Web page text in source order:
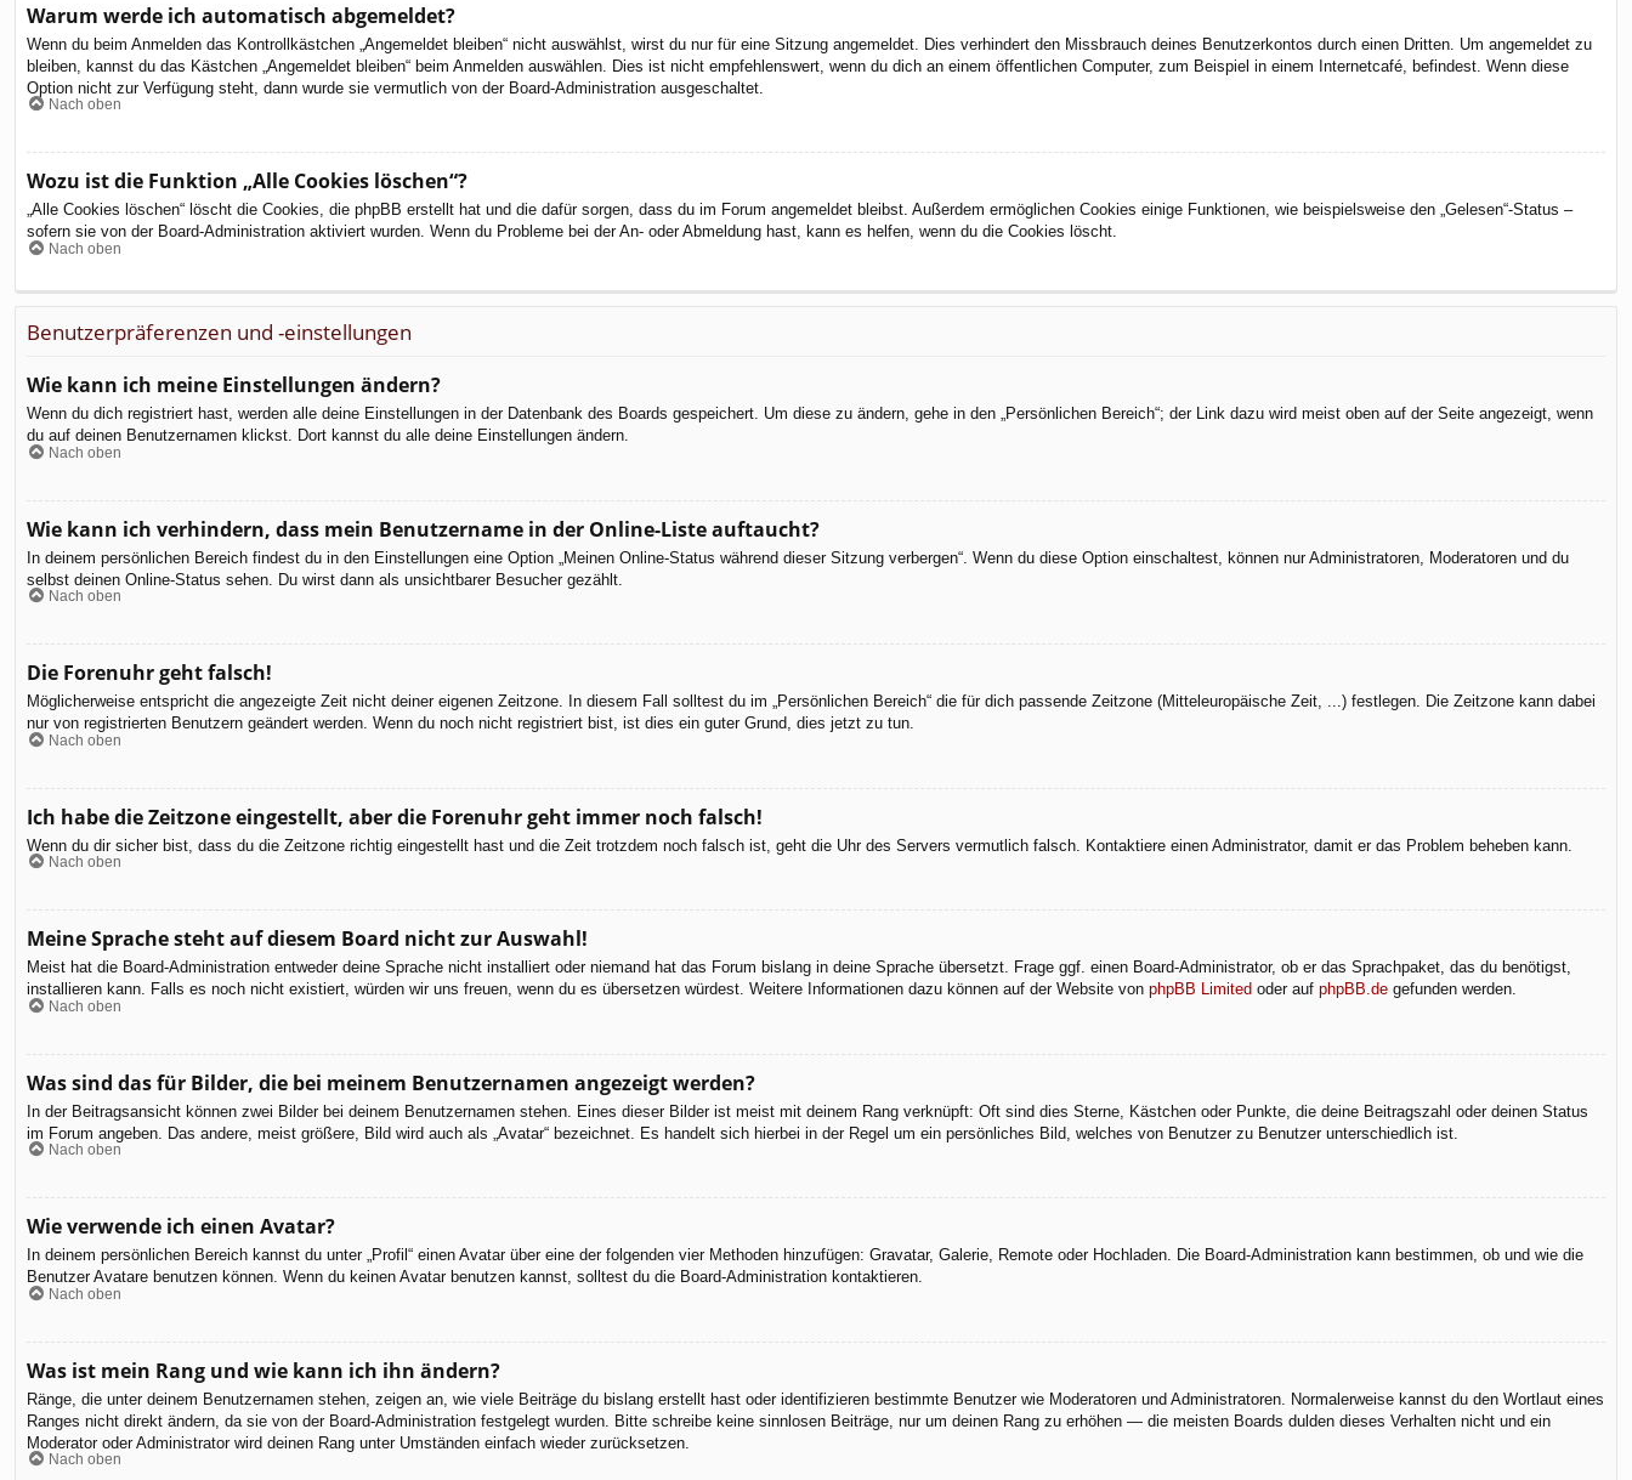
Warum werde ich automatisch abgemeldet?
Wenn du beim Anmelden das Kontrollkästchen „Angemeldet bleiben“ nicht auswählst, wirst du nur für eine Sitzung angemeldet. Dies verhindert den Missbrauch deines Benutzerkontos durch einen Dritten. Um angemeldet zu
bleiben, kannst du das Kästchen „Angemeldet bleiben“ beim Anmelden auswählen. Dies ist nicht empfehlenswert, wenn du dich an einem öffentlichen Computer, zum Beispiel in einem Internetcafé, befindest. Wenn diese
Option nicht zur Verfügung steht, dann wurde sie vermutlich von der Board-Administration ausgeschaltet.
Nach oben
Wozu ist die Funktion „Alle Cookies löschen“?
„Alle Cookies löschen“ löscht die Cookies, die phpBB erstellt hat und die dafür sorgen, dass du im Forum angemeldet bleibst. Außerdem ermöglichen Cookies einige Funktionen, wie beispielsweise den „Gelesen“-Status –
sofern sie von der Board-Administration aktiviert wurden. Wenn du Probleme bei der An- oder Abmeldung hast, kann es helfen, wenn du die Cookies löscht.
Nach oben
Benutzerpräferenzen und -einstellungen
Wie kann ich meine Einstellungen ändern?
Wenn du dich registriert hast, werden alle deine Einstellungen in der Datenbank des Boards gespeichert. Um diese zu ändern, gehe in den „Persönlichen Bereich“; der Link dazu wird meist oben auf der Seite angezeigt, wenn
du auf deinen Benutzernamen klickst. Dort kannst du alle deine Einstellungen ändern.
Nach oben
Wie kann ich verhindern, dass mein Benutzername in der Online-Liste auftaucht?
In deinem persönlichen Bereich findest du in den Einstellungen eine Option „Meinen Online-Status während dieser Sitzung verbergen“. Wenn du diese Option einschaltest, können nur Administratoren, Moderatoren und du
selbst deinen Online-Status sehen. Du wirst dann als unsichtbarer Besucher gezählt.
Nach oben
Die Forenuhr geht falsch!
Möglicherweise entspricht die angezeigte Zeit nicht deiner eigenen Zeitzone. In diesem Fall solltest du im „Persönlichen Bereich“ die für dich passende Zeitzone (Mitteleuropäische Zeit, ...) festlegen. Die Zeitzone kann dabei
nur von registrierten Benutzern geändert werden. Wenn du noch nicht registriert bist, ist dies ein guter Grund, dies jetzt zu tun.
Nach oben
Ich habe die Zeitzone eingestellt, aber die Forenuhr geht immer noch falsch!
Wenn du dir sicher bist, dass du die Zeitzone richtig eingestellt hast und die Zeit trotzdem noch falsch ist, geht die Uhr des Servers vermutlich falsch. Kontaktiere einen Administrator, damit er das Problem beheben kann.
Nach oben
Meine Sprache steht auf diesem Board nicht zur Auswahl!
Meist hat die Board-Administration entweder deine Sprache nicht installiert oder niemand hat das Forum bislang in deine Sprache übersetzt. Frage ggf. einen Board-Administrator, ob er das Sprachpaket, das du benötigst,
installieren kann. Falls es noch nicht existiert, würden wir uns freuen, wenn du es übersetzen würdest. Weitere Informationen dazu können auf der Website von phpBB Limited oder auf phpBB.de gefunden werden.
Nach oben
Was sind das für Bilder, die bei meinem Benutzernamen angezeigt werden?
In der Beitragsansicht können zwei Bilder bei deinem Benutzernamen stehen. Eines dieser Bilder ist meist mit deinem Rang verknüpft: Oft sind dies Sterne, Kästchen oder Punkte, die deine Beitragszahl oder deinen Status
im Forum angeben. Das andere, meist größere, Bild wird auch als „Avatar“ bezeichnet. Es handelt sich hierbei in der Regel um ein persönliches Bild, welches von Benutzer zu Benutzer unterschiedlich ist.
Nach oben
Wie verwende ich einen Avatar?
In deinem persönlichen Bereich kannst du unter „Profil“ einen Avatar über eine der folgenden vier Methoden hinzufügen: Gravatar, Galerie, Remote oder Hochladen. Die Board-Administration kann bestimmen, ob und wie die
Benutzer Avatare benutzen können. Wenn du keinen Avatar benutzen kannst, solltest du die Board-Administration kontaktieren.
Nach oben
Was ist mein Rang und wie kann ich ihn ändern?
Ränge, die unter deinem Benutzernamen stehen, zeigen an, wie viele Beiträge du bislang erstellt hast oder identifizieren bestimmte Benutzer wie Moderatoren und Administratoren. Normalerweise kannst du den Wortlaut eines
Ranges nicht direkt ändern, da sie von der Board-Administration festgelegt wurden. Bitte schreibe keine sinnlosen Beiträge, nur um deinen Rang zu erhöhen — die meisten Boards dulden dieses Verhalten nicht und ein
Moderator oder Administrator wird deinen Rang unter Umständen einfach wieder zurücksetzen.
Nach oben